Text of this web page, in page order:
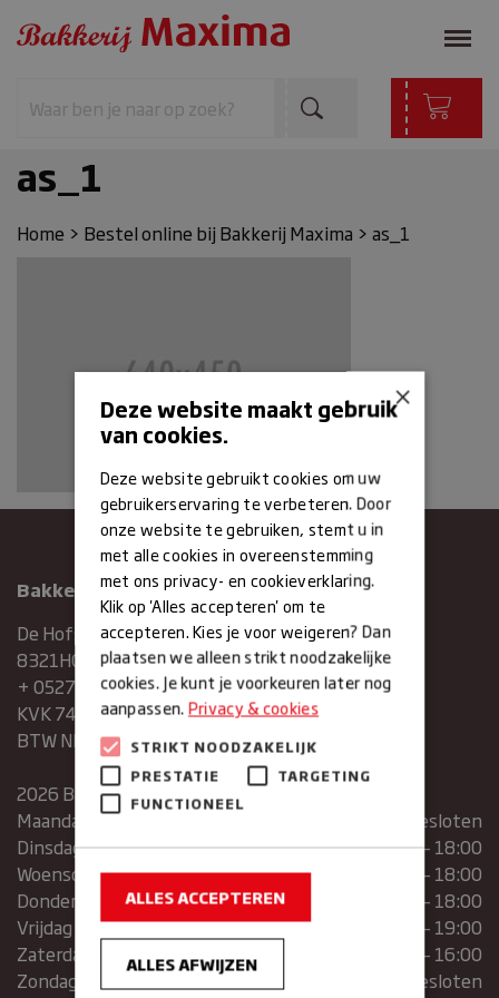
as_1
Home > Bestel online bij Bakkerij Maxima > as_1
Bakkerij Maxima
De Hofstee 1
8321HG Urk
+ 0527683454
KVK 74286293
BTW NR. NL859839151B01
2026 Bakkerij Maxima
Maandag
gesloten
Dinsdag
07:30 – 13:00 | 14:00 – 18:00
Woensdag
07:30 – 13:00 | 14:00 – 18:00
Donderdag
07:30 – 13:00 | 14:00 – 18:00
Vrijdag
07:00 – 19:00
Zaterdag
07:00 – 16:00
Zondag
Gesloten
×
Deze website maakt gebruik
van cookies.
Deze website gebruikt cookies om uw
gebruikerservaring te verbeteren. Door
onze website te gebruiken, stemt u in
met alle cookies in overeenstemming
met ons privacy- en cookieverklaring.
Klik op 'Alles accepteren' om te
accepteren. Kies je voor weigeren? Dan
plaatsen we alleen strikt noodzakelijke
cookies. Je kunt je voorkeuren later nog
aanpassen.Privacy & cookies
STRIKT NOODZAKELIJK
PRESTATIE
TARGETING
FUNCTIONEEL
ALLES ACCEPTEREN
ALLES AFWIJZEN